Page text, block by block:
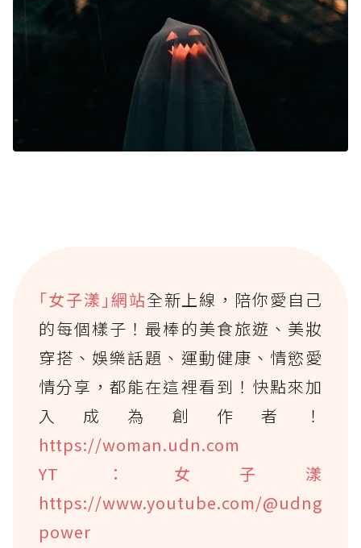
｢女子漾｣網站全新上線，陪你愛自己
的每個樣子！最棒的美食旅遊、美妝
穿搭、娛樂話題、運動健康、情慾愛
情分享，都能在這裡看到！快點來加
入成為創作者！
https://woman.udn.com
YT：女子漾
https://www.youtube.com/@udng
power